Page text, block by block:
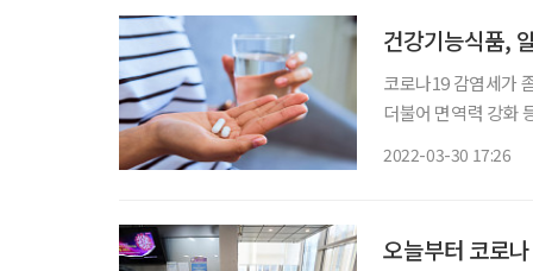
건강기능식품,
코로나19 감염세가
더불어 면역력 강화
2022-03-30 17:26
오늘부터 코로